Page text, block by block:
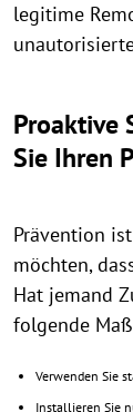
legitime
Proaktive
Sie Ihren
Prävention
möchten,
Hat jemand
folgende
Verwenden Sie
Installieren Sie